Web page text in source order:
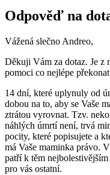
Odpověď na
Vážená slečno Andreo,
Děkuji Vám za dotaz. Je z
pomoci co nejlépe
14 dní, které uplynuly od
dobou na to, aby se Vaše
ztrátou vyrovnat. Tzv.
náhlých úmrtí není, trvá
pocity, které popisujete a
má Vaše maminka právo.
patří k těm
pro vás ostatní.